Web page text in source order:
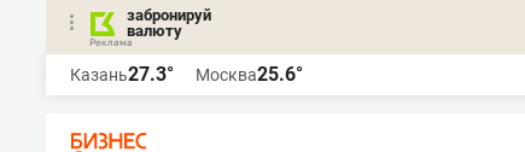
забронируй
валюту
Казань27.3° Москва25.6°